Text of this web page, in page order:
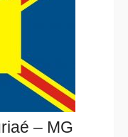
– MG